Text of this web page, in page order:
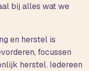
bij alles wat we
en herstel is
focussen
herstel. Iedereen